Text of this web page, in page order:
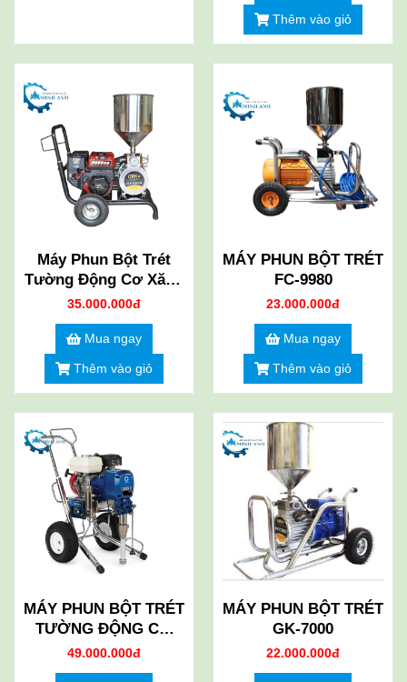
Thêm vào giỏ
Máy Phun Bột Trét
Tường Động Cơ Xăng
GK-8600
35.000.000đ
Mua ngay
Thêm vào giỏ
MÁY PHUN BỘT TRÉT
FC-9980
23.000.000đ
Mua ngay
Thêm vào giỏ
MÁY PHUN BỘT TRÉT
TƯỜNG ĐỘNG CƠ
XĂNG KT-8600
49.000.000đ
MÁY PHUN BỘT TRÉT
GK-7000
22.000.000đ